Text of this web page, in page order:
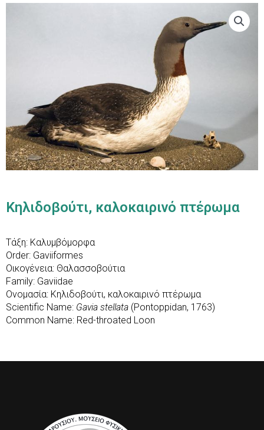
Κηλιδοβούτι, καλοκαιρινό πτέρωμα
Τάξη: Καλυμβόμορφα
Order: Gaviiformes
Οικογένεια: Θαλασσοβούτια
Family: Gaviidae
Ονομασία: Κηλιδοβούτι, καλοκαιρινό πτέρωμα
Scientific Name: Gavia stellata (Pontoppidan, 1763)
Common Name: Red-throated Loon